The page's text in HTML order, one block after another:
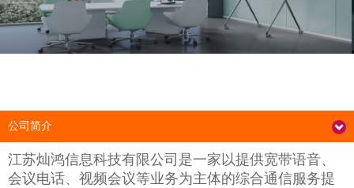
公司简介
江苏灿鸿信息科技有限公司是一家以提供宽带语音、
会议电话、视频会议等业务为主体的综合通信服务提